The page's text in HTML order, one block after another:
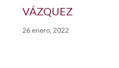
VÁZQUEZ
26 enero, 2022